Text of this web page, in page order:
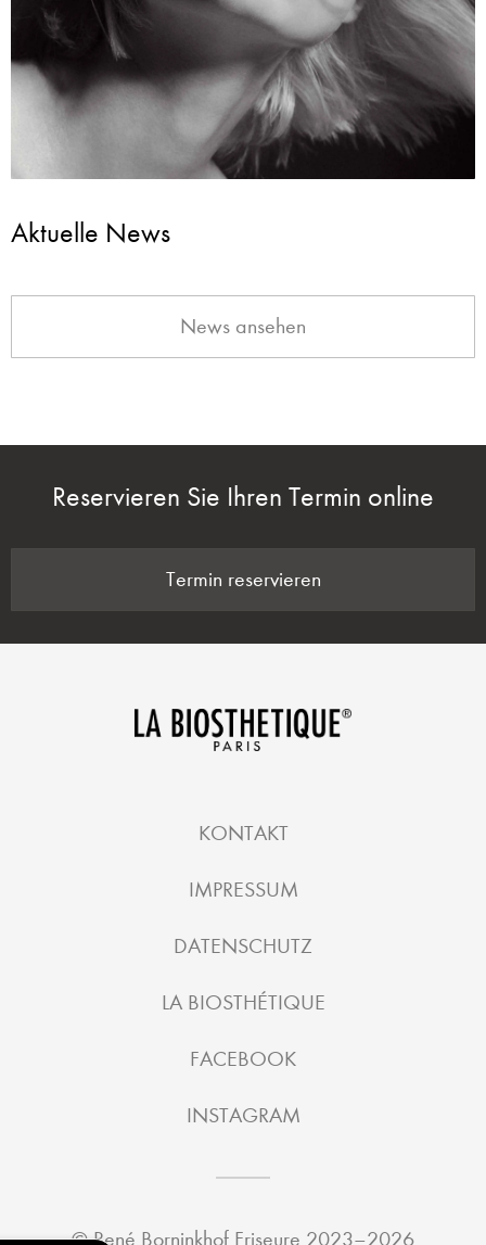
Aktuelle News
News ansehen
Reservieren Sie Ihren Termin online
Termin reservieren
KONTAKT
IMPRESSUM
DATENSCHUTZ
LA BIOSTHÉTIQUE
FACEBOOK
INSTAGRAM
©René Borninkhof Friseure 2023–2026